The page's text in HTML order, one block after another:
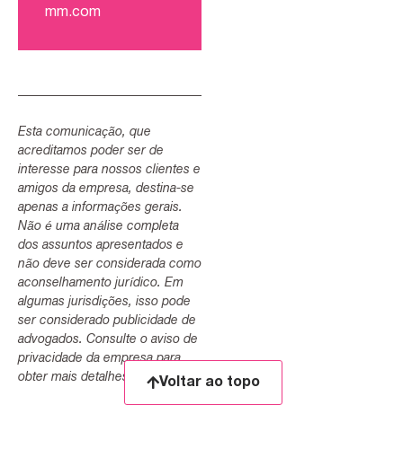
mm.com
Esta comunicação, que
acreditamos poder ser de
interesse para nossos clientes e
amigos da empresa, destina-se
apenas a informações gerais.
Não é uma análise completa
dos assuntos apresentados e
não deve ser considerada como
aconselhamento jurídico. Em
algumas jurisdições, isso pode
ser considerado publicidade de
advogados. Consulte o aviso de
privacidade da empresa para
obter mais detalhes.
Voltar ao topo